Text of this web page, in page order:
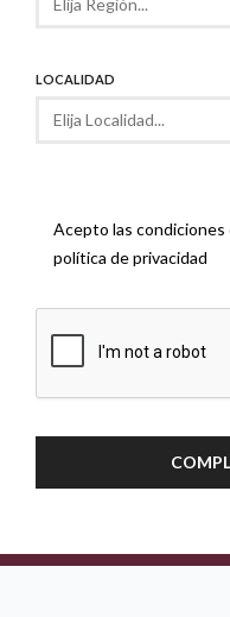
LOCALIDAD
Acepto las condiciones
política de privacidad